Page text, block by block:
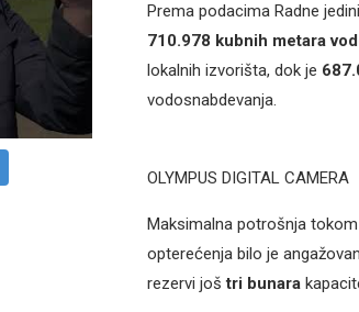
Prema podacima Radne
710.978 kubnih metara
lokalnih izvorišta, dok je
vodosnabdevanja.
OLYMPUS DIGITAL CAMERA
Maksimalna potrošnja
opterećenja bilo je
rezervi joštri bunara